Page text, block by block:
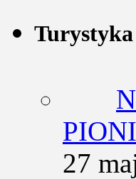
Turystyka
27